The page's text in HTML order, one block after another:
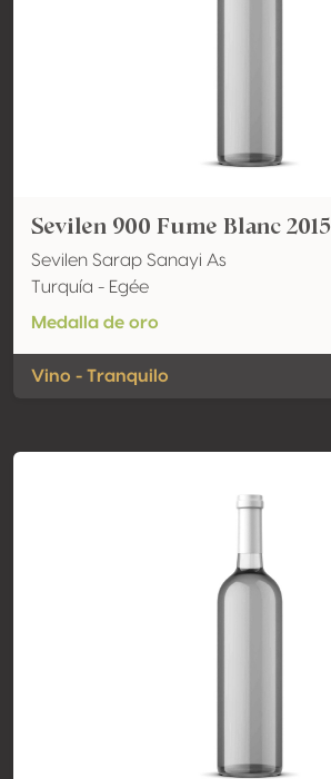
Sevilen 900 Fume Blanc 2015
Sevilen Sarap Sanayi As
Turquía - Egée
Medalla de oro
Vino - Tranquilo